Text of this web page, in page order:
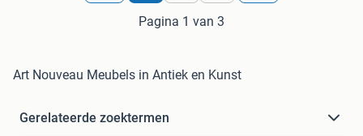
Pagina 1 van 3
Art Nouveau Meubels in Antiek en Kunst
Gerelateerde zoektermen